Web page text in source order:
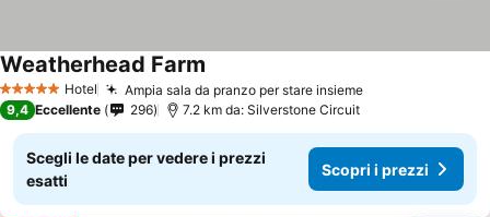
5 Stelle Hotel Ampia sala da pranzo per stare insieme
Weatherhead Farm
9,4 Eccellente 296 7.2 km da: Silverstone Circuit
Scegli le date per vedere i prezzi
esatti
Scopri i prezzi